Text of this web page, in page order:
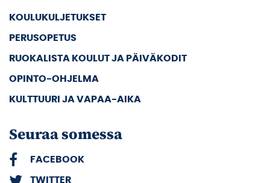
KOULUKULJETUKSET
PERUSOPETUS
RUOKALISTA KOULUT JA PÄIVÄKODIT
OPINTO-OHJELMA
KULTTUURI JA VAPAA-AIKA
Seuraa somessa
FACEBOOK
TWITTER